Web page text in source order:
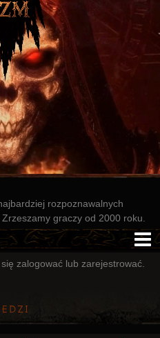
rozpoznawalnych
graczy od 2000 roku.
zalogować lub zarejestrować.